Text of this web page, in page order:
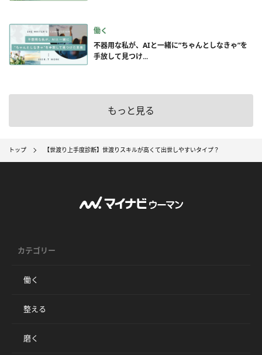
働く
不器用な私が、AIと一緒に”ちゃんとしなきゃ”を
手放して見つけ...
もっと見る
トップ 【世渡り上手度診断】世渡りスキルが高くて出世しやすいタイプ？
カテゴリー
働く
整える
磨く